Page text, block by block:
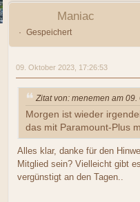
Maniac
Gespeichert
09. Oktober 2023, 17:26:53
Zitat von: menemen am
Morgen ist wieder
das mit Paramount-Plus
Alles klar, danke für den
Mitglied sein? Vielleicht gibt
vergünstigt an den Tagen..